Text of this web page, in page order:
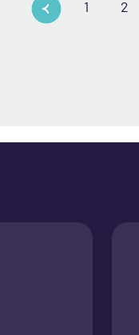
1 2